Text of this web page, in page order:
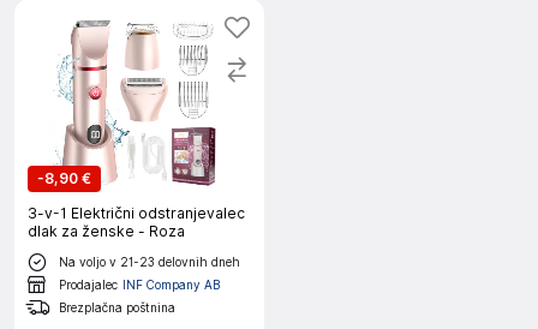
-8,90 €
3-v-1 Električni odstranjevalec
dlak za ženske - Roza
Na voljo v 21-23 delovnih dneh
Prodajalec INF Company AB
Brezplačna poštnina